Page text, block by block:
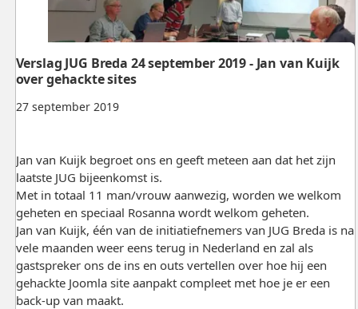
27 september 2019
Verslag JUG Breda 24 september 2019 - Jan van Kuijk
over gehackte sites
Jan van Kuijk begroet ons en geeft meteen aan dat het zijn
laatste JUG bijeenkomst is.
Met in totaal 11 man/vrouw aanwezig, worden we welkom
geheten en speciaal Rosanna wordt welkom geheten.
Jan van Kuijk, één van de initiatiefnemers van JUG Breda is na
vele maanden weer eens terug in Nederland en zal als
gastspreker ons de ins en outs vertellen over hoe hij een
gehackte Joomla site aanpakt compleet met hoe je er een
back-up van maakt.